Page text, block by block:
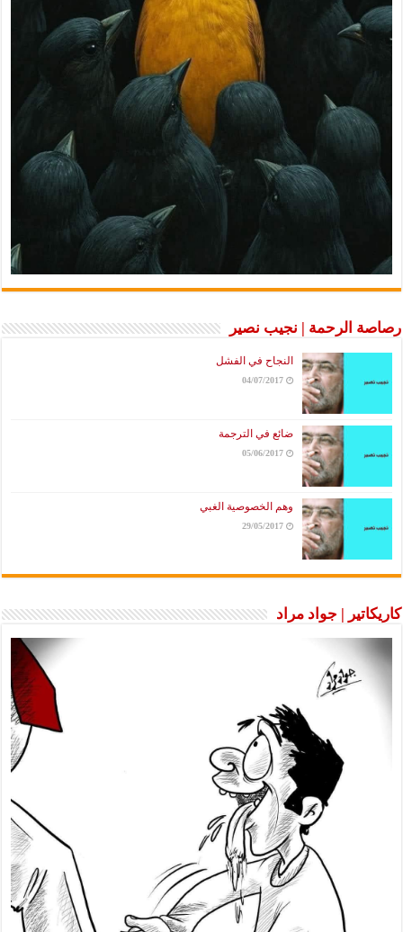
رصاصة الرحمة | نجيب نصير
النجاح في الفشل
04/07/2017
ضائع في الترجمة
05/06/2017
وهم الخصوصية الغبي
29/05/2017
كاريكاتير | جواد مراد